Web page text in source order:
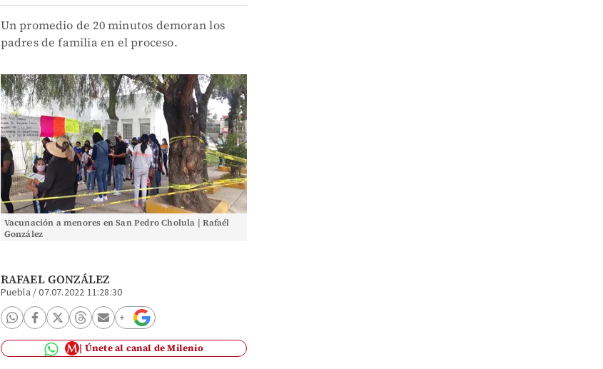
Un promedio de 20 minutos demoran los
padres de familia en el proceso.
Vacunación a menores en San Pedro Cholula | Rafaél
González
RAFAEL GONZÁLEZ
Puebla /07.07.2022 11:28:30
Únete al canal de Milenio